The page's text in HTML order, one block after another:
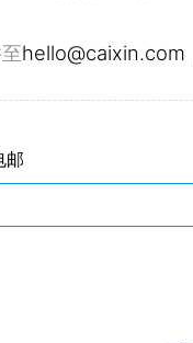
hello@caixin.com
邮